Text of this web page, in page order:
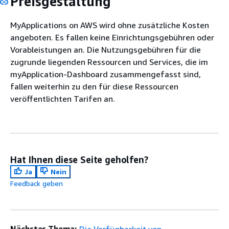
MyApplications on AWS wird ohne zusätzliche Kosten
angeboten. Es fallen keine Einrichtungsgebühren oder
Vorableistungen an. Die Nutzungsgebühren für die
zugrunde liegenden Ressourcen und Services, die im
myApplication-Dashboard zusammengefasst sind,
fallen weiterhin zu den für diese Ressourcen
veröffentlichten Tarifen an.
Hat Ihnen diese Seite geholfen?
Ja
Nein
Feedback geben